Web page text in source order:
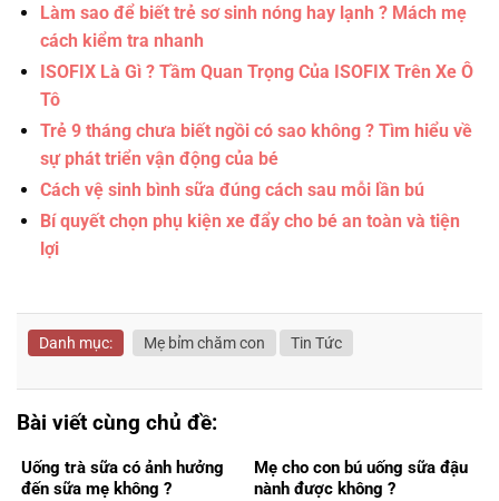
Làm sao để biết trẻ sơ sinh nóng hay lạnh ? Mách mẹ
cách kiểm tra nhanh
ISOFIX Là Gì ? Tầm Quan Trọng Của ISOFIX Trên Xe Ô
Tô
Trẻ 9 tháng chưa biết ngồi có sao không ? Tìm hiểu về
sự phát triển vận động của bé
Cách vệ sinh bình sữa đúng cách sau mỗi lần bú
Bí quyết chọn phụ kiện xe đẩy cho bé an toàn và tiện
lợi
Danh mục: Mẹ bỉm chăm con Tin Tức
Bài viết cùng chủ đề:
Uống trà sữa có ảnh hưởng
đến sữa mẹ không ?
Mẹ cho con bú uống sữa đậu
nành được không ?